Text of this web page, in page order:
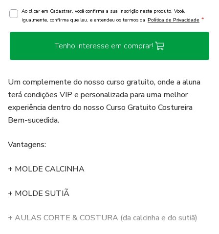
Ao clicar em Cadastrar, você confirma a sua inscrição neste produto. Você,
igualmente, confirma que leu, e entendeu os termos da Política de Privacidade *
Tenho interesse em comprar!
Um complemente do nosso curso gratuito, onde a aluna
terá condições VIP e personalizada para uma melhor
experiência dentro do nosso Curso Gratuito Costureira
Bem-sucedida.
Vantagens:
+ MOLDE CALCINHA
+ MOLDE SUTIÃ
+ AULAS CORTE & COSTURA (da calcinha e do sutiã)